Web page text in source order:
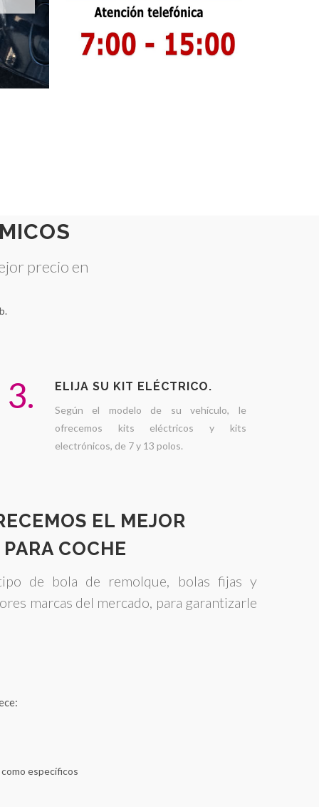
precio en
3. ELIJA SU KIT ELÉCTRICO.
Según el modelo de su vehículo, le
ofrecemos kits eléctricos y kits
electrónicos, de 7 y 13 polos.
EL MEJOR
COCHE
de bola de remolque, bolas fijas y
marcas del mercado, para garantizarle
específicos